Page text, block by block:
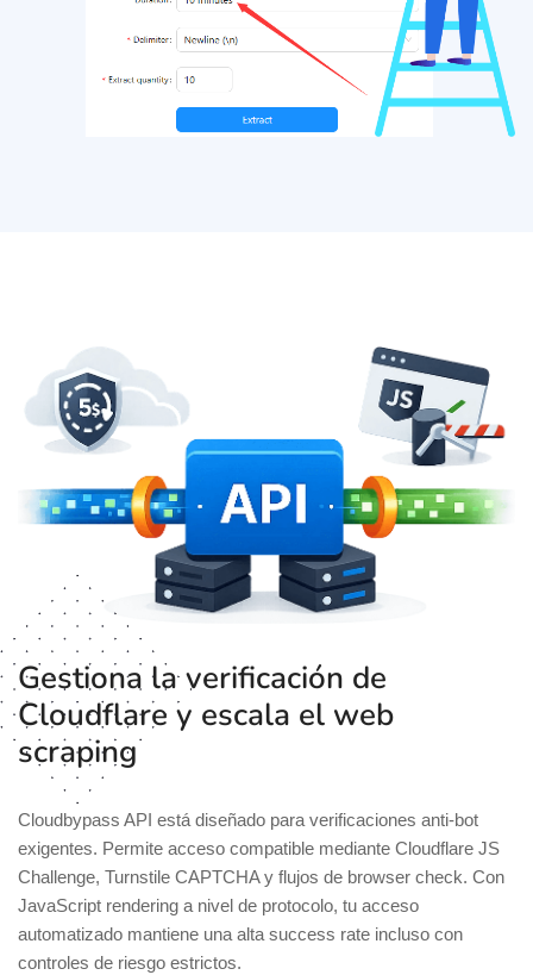
Gestiona la verificación de
Cloudflare y escala el web
scraping
Cloudbypass API está diseñado para verificaciones anti-bot
exigentes. Permite acceso compatible mediante Cloudflare JS
Challenge, Turnstile CAPTCHA y flujos de browser check. Con
JavaScript rendering a nivel de protocolo, tu acceso
automatizado mantiene una alta success rate incluso con
controles de riesgo estrictos.